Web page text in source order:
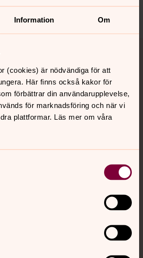
Information Om
(cookies) är nödvändiga för att
Här finns också kakor för
förbättrar din användarupplevelse,
för marknadsföring och när vi
plattformar. Läs mer om våra